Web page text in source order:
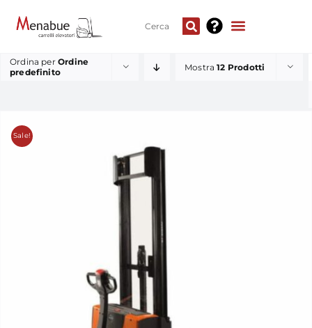
Ordina per Ordine
predefinito
Mostra12 Prodotti
Sale!